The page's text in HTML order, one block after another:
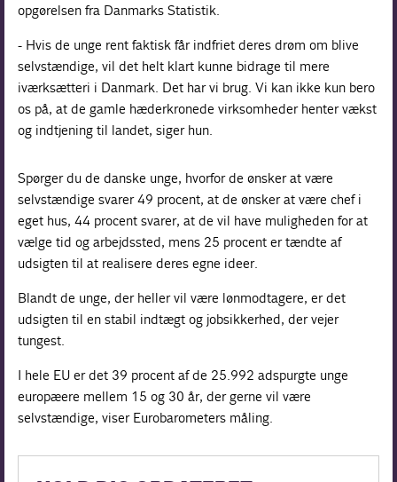
opgørelsen fra Danmarks Statistik.
- Hvis de unge rent faktisk får indfriet deres drøm om blive
selvstændige, vil det helt klart kunne bidrage til mere
iværksætteri i Danmark. Det har vi brug. Vi kan ikke kun bero
os på, at de gamle hæderkronede virksomheder henter vækst
og indtjening til landet, siger hun.
Spørger du de danske unge, hvorfor de ønsker at være
selvstændige svarer 49 procent, at de ønsker at være chef i
eget hus, 44 procent svarer, at de vil have muligheden for at
vælge tid og arbejdssted, mens 25 procent er tændte af
udsigten til at realisere deres egne ideer.
Blandt de unge, der heller vil være lønmodtagere, er det
udsigten til en stabil indtægt og jobsikkerhed, der vejer
tungest.
I hele EU er det 39 procent af de 25.992 adspurgte unge
europæere mellem 15 og 30 år, der gerne vil være
selvstændige, viser Eurobarometers måling.